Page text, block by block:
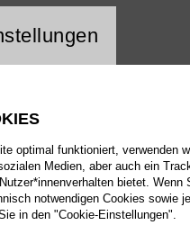
Website
optimal funktioniert, verwenden
Medien, aber auch ein
bietet.
notwendigen Cookies sowie
in den "Cookie-Einstellungen".